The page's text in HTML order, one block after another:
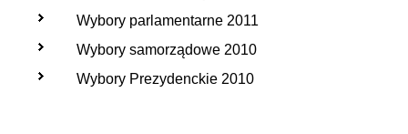
Wybory parlamentarne 2011
Wybory samorządowe 2010
Wybory Prezydenckie 2010